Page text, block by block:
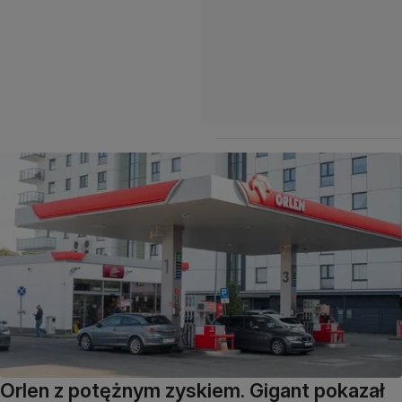
Orlen z potężnym zyskiem. Gigant pokazał